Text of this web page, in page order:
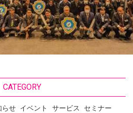
CATEGORY
らせ イベント サービス セミナー